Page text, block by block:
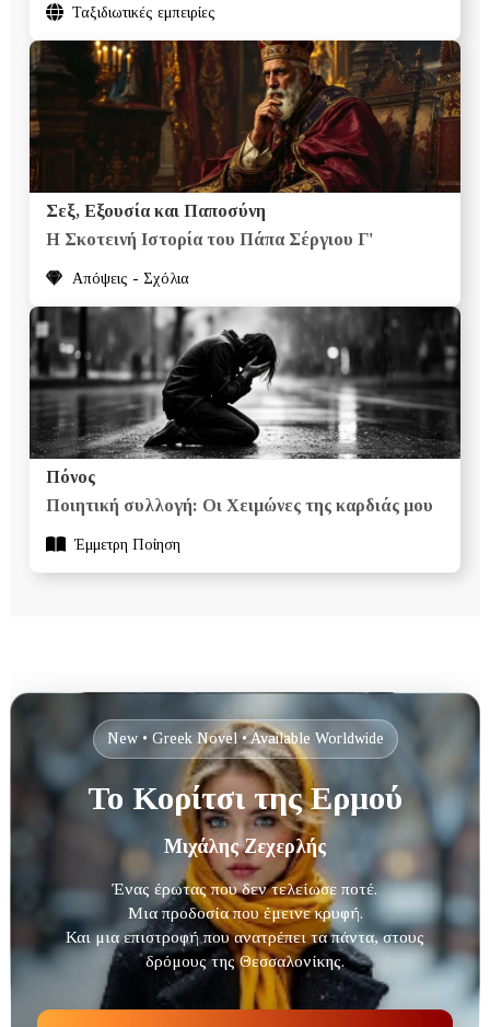
Ταξιδιωτικές εμπειρίες
Σεξ, Εξουσία και Παποσύνη
Η Σκοτεινή Ιστορία του Πάπα Σέργιου Γ'
Απόψεις - Σχόλια
Πόνος
Ποιητική συλλογή: Οι Χειμώνες της καρδιάς μου
Έμμετρη Ποίηση
New • Greek Novel • Available Worldwide
Το Κορίτσι της Ερμού
Μιχάλης Ζεχερλής
Ένας έρωτας που δεν τελείωσε ποτέ.
Μια προδοσία που έμεινε κρυφή.
Και μια επιστροφή που ανατρέπει τα πάντα, στους
δρόμους της Θεσσαλονίκης.